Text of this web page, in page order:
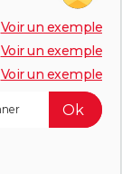
Voir un exemple
Voir un exemple
Voir un exemple